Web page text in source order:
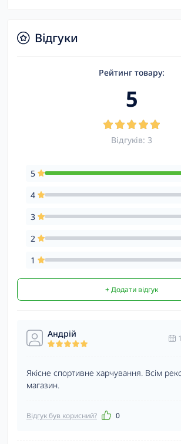
Відгуки
Рейтинг товару:
5
Відгуків: 3
5
4
3
2
1
+ Додати відгук
Андрій
Якісне спортивне харчування. Всім
магазин.
Відгук був корисний? 0